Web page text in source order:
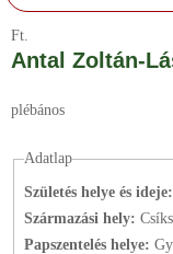
Ft.
Antal Zoltán-
plébános
Adatlap
Születés helye és ideje:
Származási hely:
Papszentelés helye: